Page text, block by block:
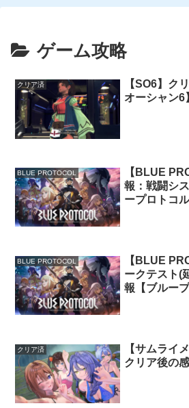
ゲーム攻略
クリア済
【SO6】ク
オーシャン6
BLUE PROTOCOL
【BLUE
報：戦闘シ
ープロトコル
BLUE PROTOCOL
【BLUE
ークテスト(
報【ブルー
クリア済
【サムライ
クリア後の